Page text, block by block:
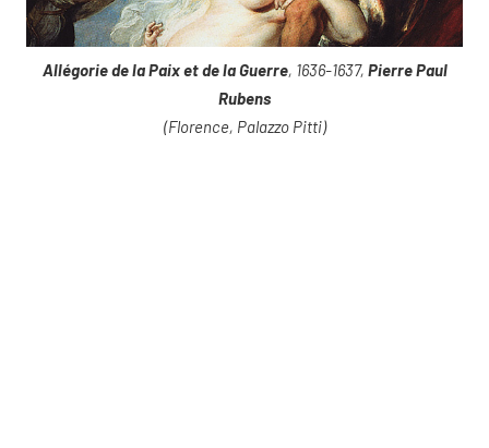
Allégorie de la Paix et de la Guerre, 1636-1637, Pierre Paul
Rubens
(Florence, Palazzo Pitti)